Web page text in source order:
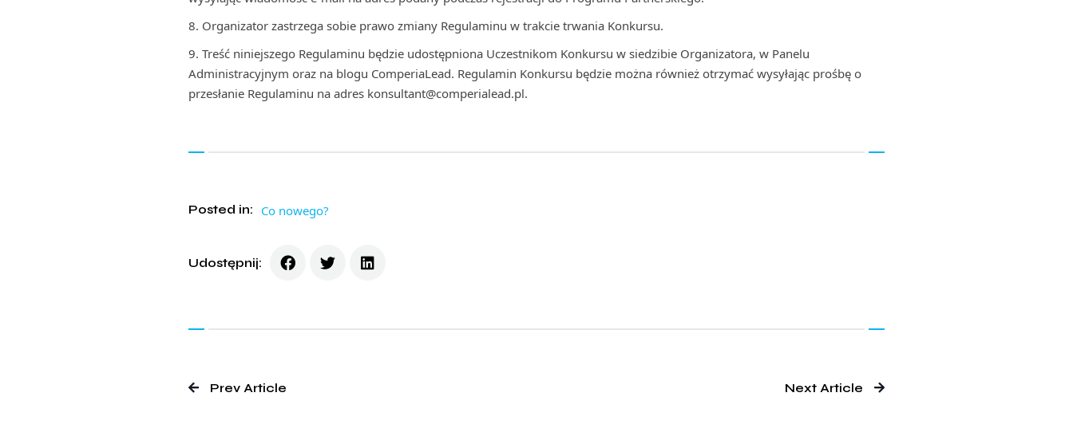
Organizator zastrzega sobie prawo zmiany Regulaminu w trakcie trwania Konkursu.
Treść niniejszego Regulaminu będzie udostępniona Uczestnikom Konkursu w siedzibie Organizatora, w Panelu
Administracyjnym oraz na blogu ComperiaLead. Regulamin Konkursu będzie można również otrzymać wysyłając prośbę o
przesłanie Regulaminu na adres konsultant@comperialead.pl.
Posted in: Co nowego?
Udostępnij:
Prev Article Next Article